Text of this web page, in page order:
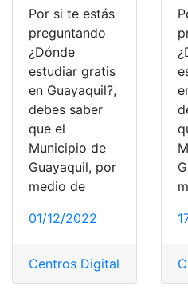
Por si te estás
preguntando
¿Dónde
estudiar gratis
en Guayaquil?,
debes saber
que el
Municipio de
Guayaquil, por
medio de
01/12/2022
Centros Digitales ,